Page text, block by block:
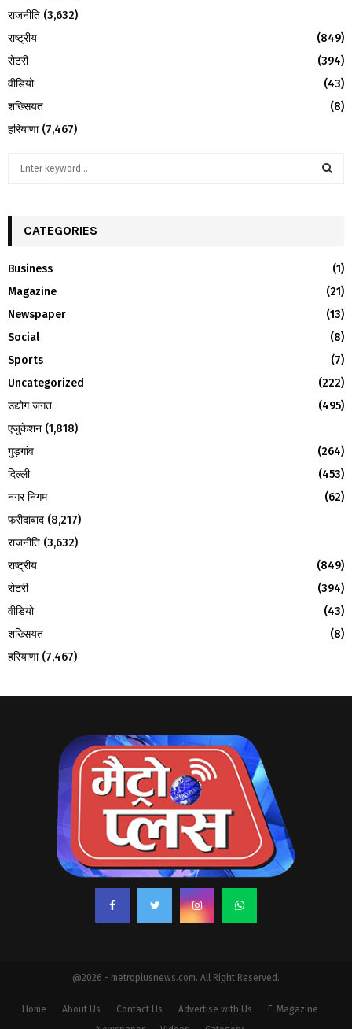
राजनीति (3,632)
राष्ट्रीय
(849)
रोटरी
(394)
वीडियो
(43)
शख्सियत
(8)
हरियाणा(7,467)
h
o
r
:
R
CATEGORIES
Business
(1)
Magazine
(21)
Newspaper
(13)
Social
(8)
Sports
(7)
Uncategorized
(222)
उद्योग जगत
(495)
एजुकेशन (1,818)
गुड़गांव
(264)
दिल्ली
(453)
नगर निगम
(62)
फरीदाबाद (8,217)
राजनीति (3,632)
राष्ट्रीय
(849)
रोटरी
(394)
वीडियो
(43)
शख्सियत
(8)
हरियाणा(7,467)
@2026 - metroplusnews.com. All Right Reserved.
Home About Us Contact Us Advertise with Us
E-Magazine